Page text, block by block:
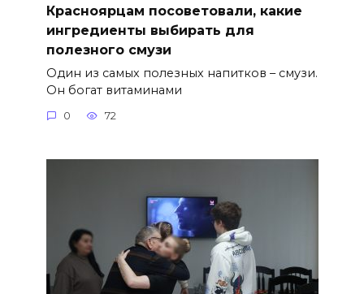
Красноярцам посоветовали, какие
ингредиенты выбирать для
полезного смузи
Один из самых полезных напитков – смузи.
Он богат витаминами
0 72